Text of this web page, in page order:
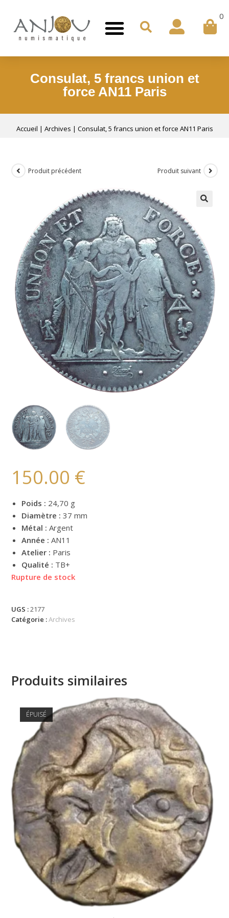
0
Consulat, 5 francs union et
force AN11 Paris
Accueil | Archives | Consulat, 5 francs union et force AN11 Paris
Produit précédent Produit suivant
150.00 €
Poids : 24,70 g
Diamètre : 37 mm
Métal : Argent
Année : AN11
Atelier : Paris
Qualité : TB+
Rupture de stock
UGS :2177
Catégorie :Archives
Produits similaires
ÉPUISÉ